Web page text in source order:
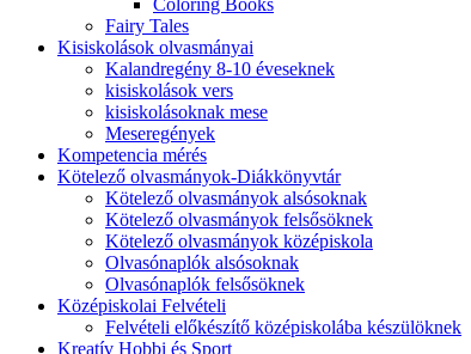
Coloring Books
Fairy Tales
Kisiskolások olvasmányai
Kalandregény 8-10 éveseknek
kisiskolások vers
kisiskolásoknak mese
Meseregények
Kompetencia mérés
Kötelező olvasmányok-Diákkönyvtár
Kötelező olvasmányok alsósoknak
Kötelező olvasmányok felsősöknek
Kötelező olvasmányok középiskola
Olvasónaplók alsósoknak
Olvasónaplók felsősöknek
Középiskolai Felvételi
Felvételi előkészítő középiskolába készülöknek
Kreatív Hobbi és Sport